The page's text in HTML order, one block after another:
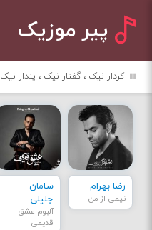
پیر موزیک
کردار نیک ، گفتار نیک ، پندار نیک
رضا بهرام
نیمی از من
سامان
جلیلی
آلبوم عشق
قدیمی